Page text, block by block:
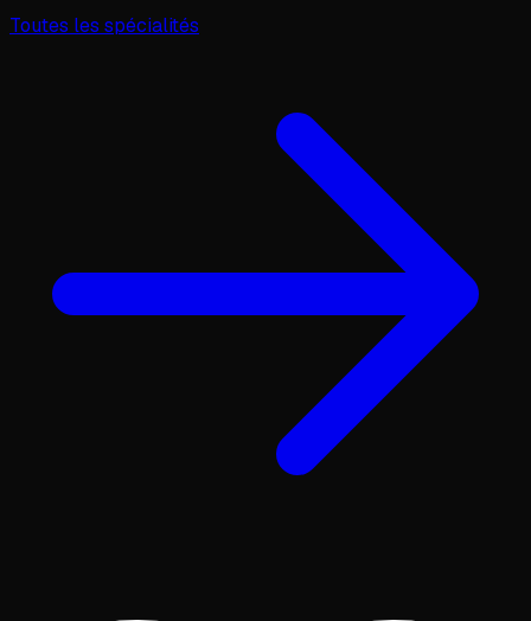
Toutes les spécialités